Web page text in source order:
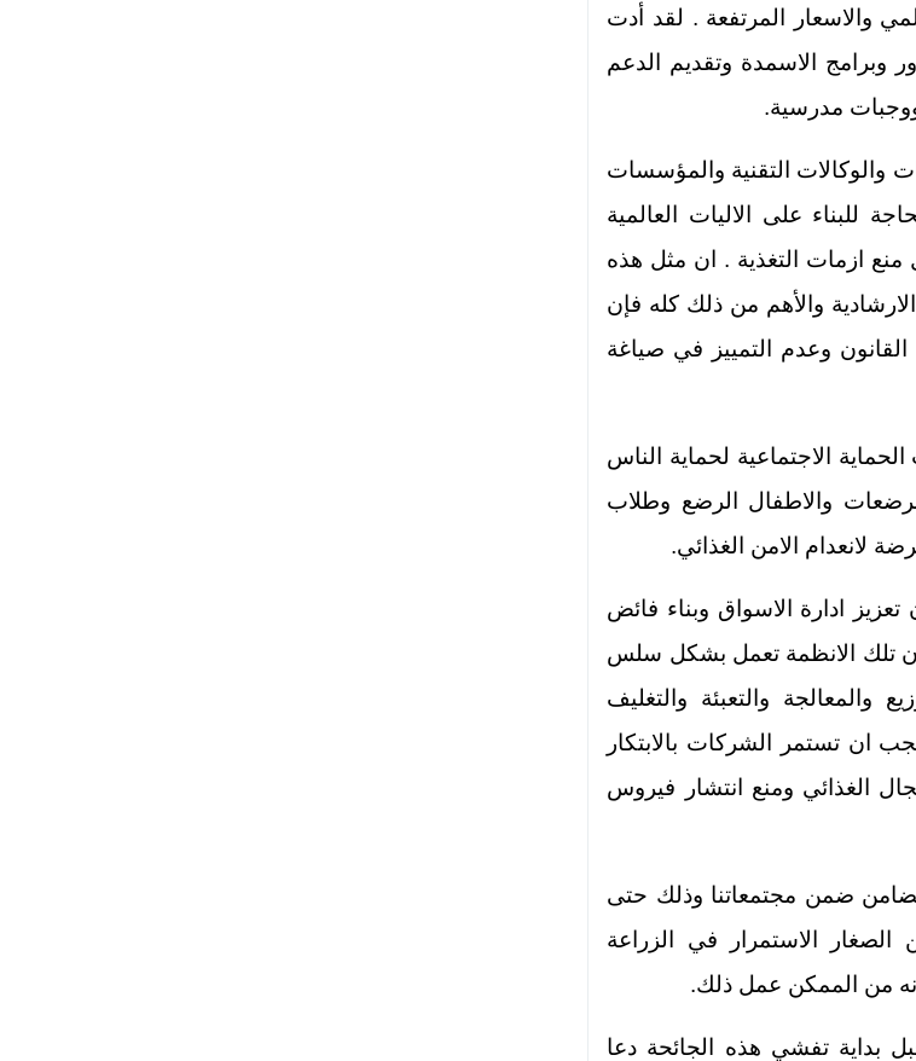
والاسعار المرتفعة . لقد أدت
وبرامج الاسمدة وتقديم الدعم
مدرسية.
والوكالات التقنية والمؤسسات
للبناء على الاليات العالمية
منع ازمات التغذية . ان مثل هذه
والأهم من ذلك كله فإن
وعدم التمييز في صياغة
الاجتماعية لحماية الناس
والاطفال الرضع وطلاب
لانعدام الامن الغذائي.
ادارة الاسواق وبناء فائض
تلك الانظمة تعمل بشكل سلس
والمعالجة والتعبئة والتغليف
ان تستمر الشركات بالابتكار
الغذائي ومنع انتشار فيروس
ضمن مجتمعاتنا وذلك حتى
الصغار الاستمرار في الزراعة
انه من الممكن عمل ذلك.
بداية تفشي هذه الجائحة دعا